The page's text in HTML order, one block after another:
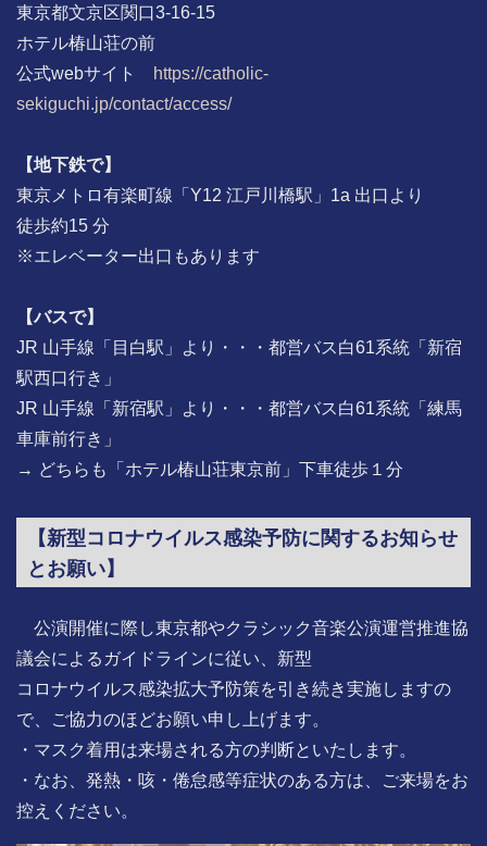
東京都文京区関口3-16-15
ホテル椿山荘の前
公式webサイト
https://catholic-
sekiguchi.jp/contact/access/
【地下鉄で】
東京メトロ有楽町線「Y12 江戸川橋駅」1a 出口より
徒歩約15 分
※エレベーター出口もあります
【バスで】
JR 山手線「目白駅」より・・・都営バス白61系統「新宿
駅西口行き」
JR 山手線「新宿駅」より・・・都営バス白61系統「練馬
車庫前行き」
→ どちらも「ホテル椿山荘東京前」下車徒歩１分
【新型コロナウイルス感染予防に関するお知らせ
とお願い】
公演開催に際し東京都やクラシック音楽公演運営推進協
議会によるガイドラインに従い、新型
コロナウイルス感染拡大予防策を引き続き実施しますの
で、ご協力のほどお願い申し上げます。
・マスク着用は来場される方の判断といたします。
・なお、発熱・咳・倦怠感等症状のある方は、ご来場をお
控えください。